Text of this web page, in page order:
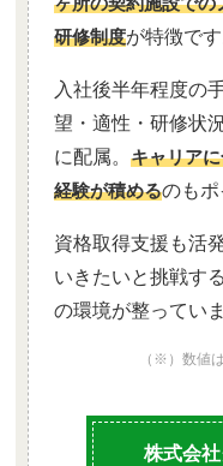
研修制度が特徴です
入社後半年程度の
望・適性・研修状
に配属。キャリア
経験が積めるのもポ
資格取得支援も活
いきたいと挑戦す
の環境が整っていま
（※）数値
株式会